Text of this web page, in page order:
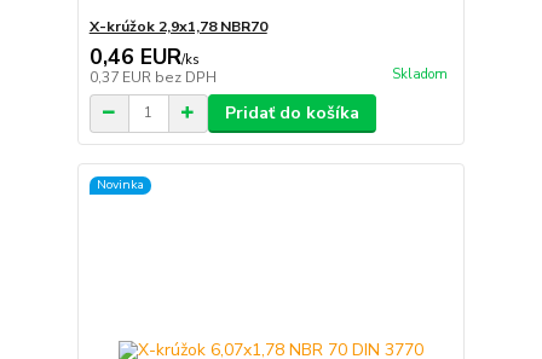
X-krúžok 2,9x1,78 NBR70
0,46 EUR/ks
0,37 EUR bez DPH Skladom
Pridať do košíka
Novinka